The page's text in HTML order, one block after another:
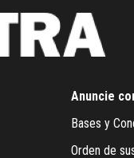
Anuncie
Bases y
Orden de